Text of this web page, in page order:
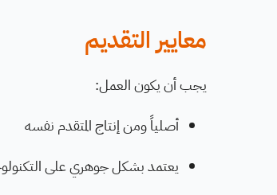
معايير التقديم
يجب أن يكون العمل:
أصلياً ومن إنتاج المتقدم نفسه
يعتمد بشكل جوهري على